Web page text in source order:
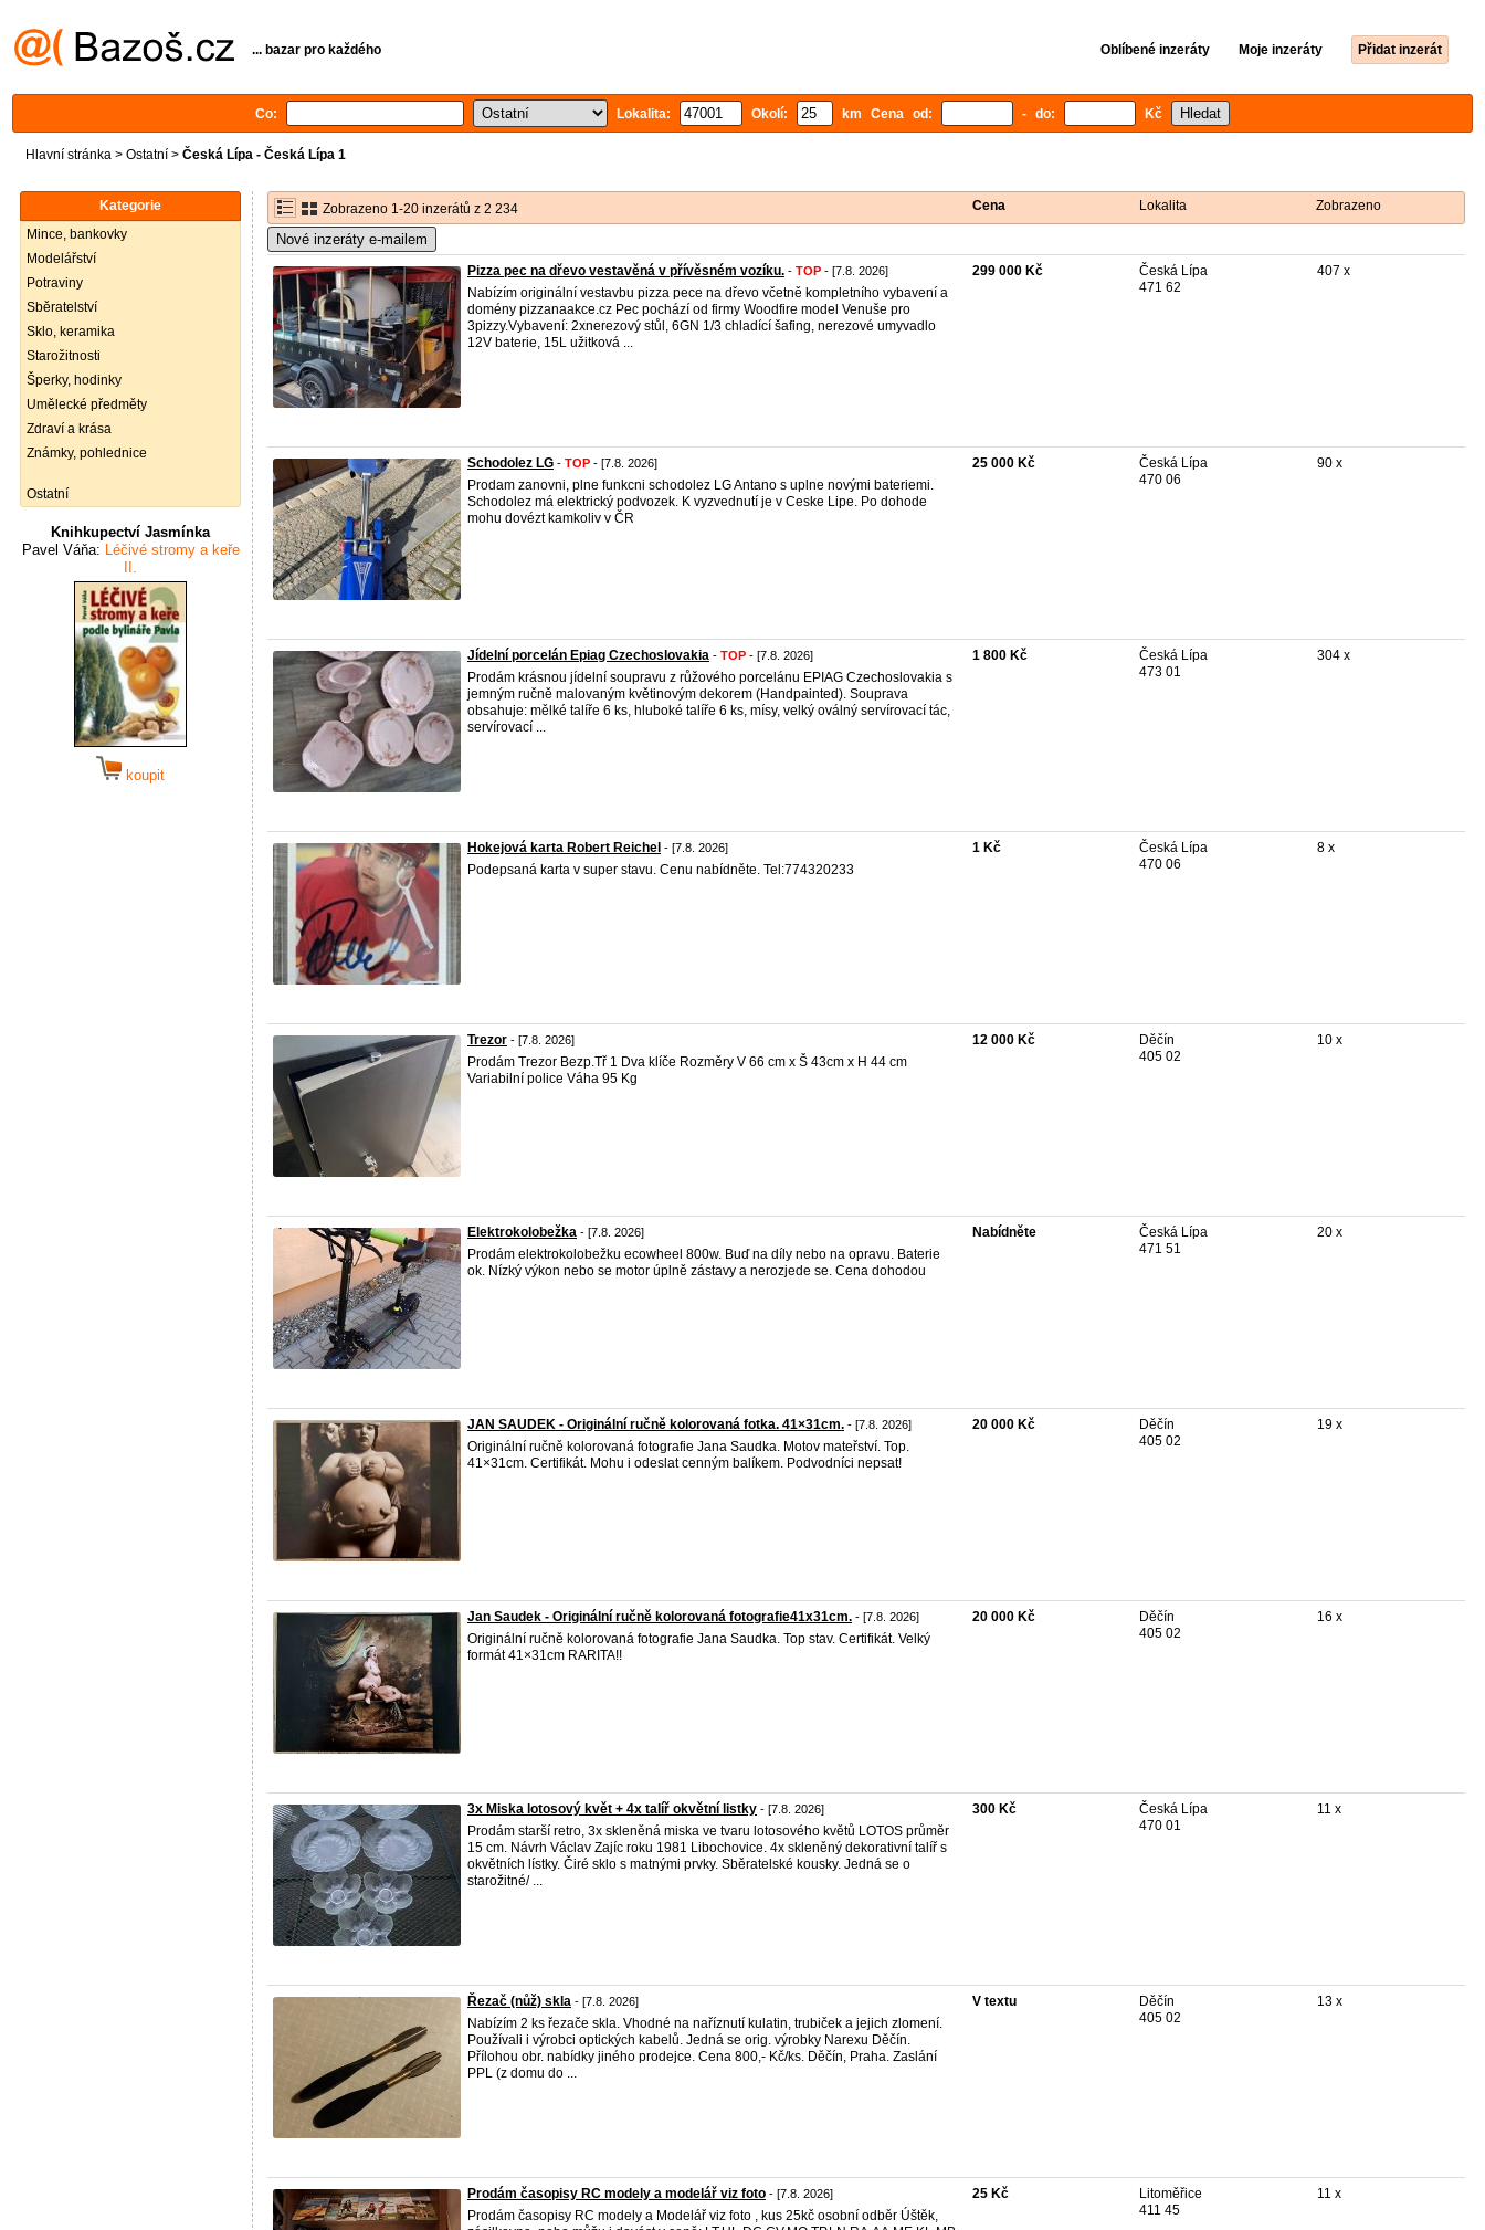
... bazar pro každého Oblíbené inzeráty Moje inzeráty Přidat inzerát
Co: Lokalita: Okolí: km Cena od: - do: Kč
Hlavní stránka > Ostatní > Česká Lípa - Česká Lípa 1
Kategorie
Mince, bankovky
Modelářství
Potraviny
Sběratelství
Sklo, keramika
Starožitnosti
Šperky, hodinky
Umělecké předměty
Zdraví a krása
Známky, pohlednice
Ostatní
Knihkupectví Jasmínka
Pavel Váňa: Léčivé stromy a keře
II.
koupit
Zobrazeno 1-20 inzerátů z 2 234 Cena Lokalita Zobrazeno
Nové inzeráty e-mailem
Pizza pec na dřevo vestavěná v přívěsném vozíku. - TOP - [7.8. 2026]
Nabízím originální vestavbu pizza pece na dřevo včetně kompletního vybavení a
domény pizzanaakce.cz Pec pochází od firmy Woodfire model Venuše pro
3pizzy.Vybavení: 2xnerezový stůl, 6GN 1/3 chladící šafing, nerezové umyvadlo
12V baterie, 15L užitková ...
299 000 Kč
Česká Lípa
471 62
407 x
Schodolez LG - TOP - [7.8. 2026]
Prodam zanovni, plne funkcni schodolez LG Antano s uplne novými bateriemi.
Schodolez má elektrický podvozek. K vyzvednutí je v Ceske Lipe. Po dohode
mohu dovézt kamkoliv v ČR
25 000 Kč
Česká Lípa
470 06
90 x
Jídelní porcelán Epiag Czechoslovakia - TOP - [7.8. 2026]
Prodám krásnou jídelní soupravu z růžového porcelánu EPIAG Czechoslovakia s
jemným ručně malovaným květinovým dekorem (Handpainted). Souprava
obsahuje: mělké talíře 6 ks, hluboké talíře 6 ks, mísy, velký oválný servírovací tác,
servírovací ...
1 800 Kč
Česká Lípa
473 01
304 x
Hokejová karta Robert Reichel - [7.8. 2026]
Podepsaná karta v super stavu. Cenu nabídněte. Tel:774320233
1 Kč
Česká Lípa
470 06
8 x
Trezor - [7.8. 2026]
Prodám Trezor Bezp.Tř 1 Dva klíče Rozměry V 66 cm x Š 43cm x H 44 cm
Variabilní police Váha 95 Kg
12 000 Kč
Děčín
405 02
10 x
Elektrokolobežka - [7.8. 2026]
Prodám elektrokolobežku ecowheel 800w. Buď na díly nebo na opravu. Baterie
ok. Nízký výkon nebo se motor úplně zástavy a nerozjede se. Cena dohodou
Nabídněte
Česká Lípa
471 51
20 x
JAN SAUDEK - Originální ručně kolorovaná fotka. 41×31cm. - [7.8. 2026]
Originální ručně kolorovaná fotografie Jana Saudka. Motov mateřství. Top.
41×31cm. Certifikát. Mohu i odeslat cenným balíkem. Podvodníci nepsat!
20 000 Kč
Děčín
405 02
19 x
Jan Saudek - Originální ručně kolorovaná fotografie41x31cm. - [7.8. 2026]
Originální ručně kolorovaná fotografie Jana Saudka. Top stav. Certifikát. Velký
formát 41×31cm RARITA!!
20 000 Kč
Děčín
405 02
16 x
3x Miska lotosový květ + 4x talíř okvětní listky - [7.8. 2026]
Prodám starší retro, 3x skleněná miska ve tvaru lotosového květů LOTOS průměr
15 cm. Návrh Václav Zajíc roku 1981 Libochovice. 4x skleněný dekorativní talíř s
okvětních lístky. Čiré sklo s matnými prvky. Sběratelské kousky. Jedná se o
starožitné/ ...
300 Kč
Česká Lípa
470 01
11 x
Řezač (nůž) skla - [7.8. 2026]
Nabízím 2 ks řezače skla. Vhodné na naříznutí kulatin, trubiček a jejich zlomení.
Používali i výrobci optických kabelů. Jedná se orig. výrobky Narexu Děčín.
Přílohou obr. nabídky jiného prodejce. Cena 800,- Kč/ks. Děčín, Praha. Zaslání
PPL (z domu do ...
V textu
Děčín
405 02
13 x
Prodám časopisy RC modely a modelář viz foto - [7.8. 2026]
Prodám časopisy RC modely a Modelář viz foto , kus 25kč osobní odběr Úštěk,
25 Kč
Litoměřice
411 45
11 x